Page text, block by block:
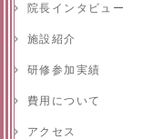
院長インタビュー
施設紹介
研修参加実績
費用について
アクセス